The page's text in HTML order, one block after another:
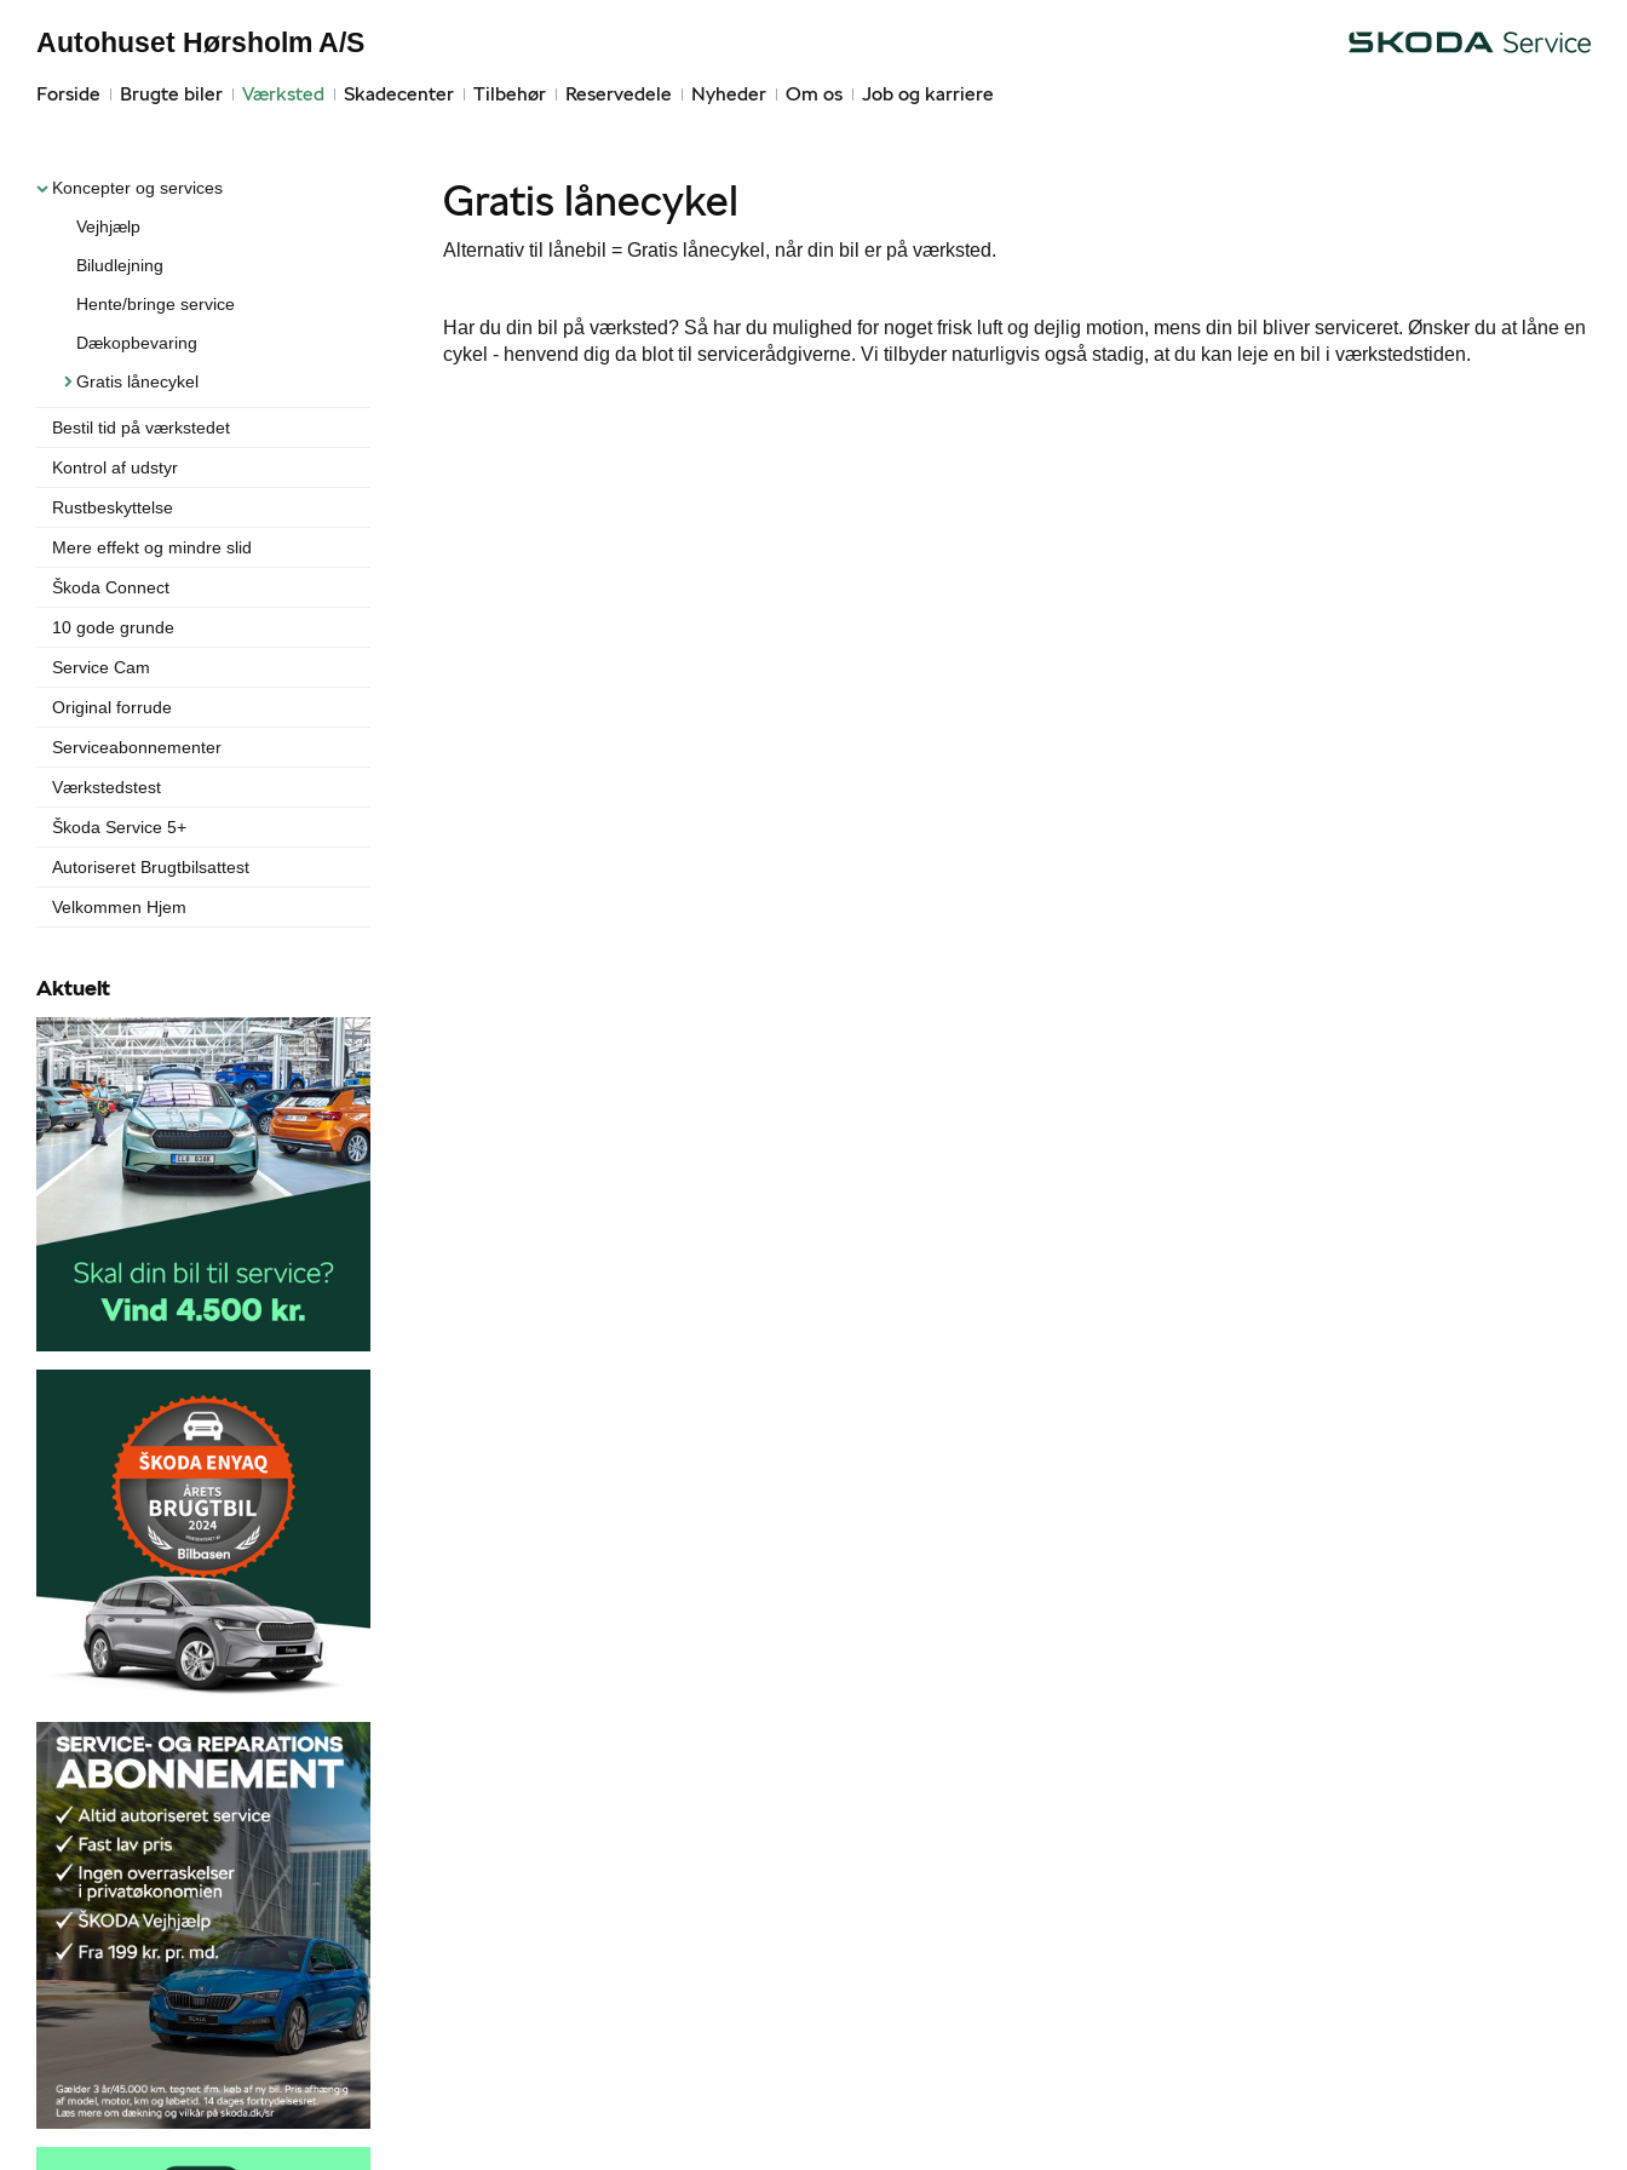
Forside Brugte biler Værksted Skadecenter Tilbehør Reservedele Nyheder Om os Job og karriere
Škoda
Autohuset Hørsholm A/S
Koncepter og services
Vejhjælp
Biludlejning
Hente/bringe service
Dækopbevaring
Gratis lånecykel
Bestil tid på værkstedet
Kontrol af udstyr
Rustbeskyttelse
Mere effekt og mindre slid
Škoda Connect
10 gode grunde
Service Cam
Original forrude
Serviceabonnementer
Værkstedstest
Škoda Service 5+
Autoriseret Brugtbilsattest
Velkommen Hjem
Aktuelt
Gratis lånecykel
Alternativ til lånebil = Gratis lånecykel, når din bil er på værksted.
Har du din bil på værksted? Så har du mulighed for noget frisk luft og dejlig motion, mens din bil bliver serviceret. Ønsker du at låne en
cykel - henvend dig da blot til servicerådgiverne. Vi tilbyder naturligvis også stadig, at du kan leje en bil i værkstedstiden.